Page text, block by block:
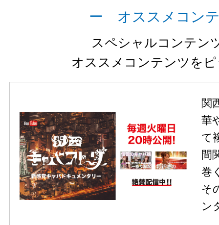
ー オススメコン
スペシャルコンテン
オススメコンテンツを
関
華
て
間
巻
そ
ン